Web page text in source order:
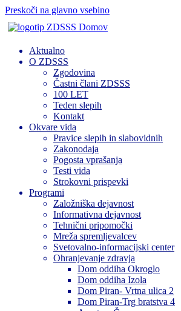
Preskoči na glavno vsebino
Domov
Aktualno
O ZDSSS
Zgodovina
Častni člani ZDSSS
100 LET
Teden slepih
Kontakt
Okvare vida
Pravice slepih in slabovidnih
Zakonodaja
Pogosta vprašanja
Testi vida
Strokovni prispevki
Programi
Založniška dejavnost
Informativna dejavnost
Tehnični pripomočki
Mreža spremljevalcev
Svetovalno-informacijski center
Ohranjevanje zdravja
Dom oddiha Okroglo
Dom oddiha Izola
Dom Piran- Vrtna ulica 2
Dom Piran-Trg bratstva 4